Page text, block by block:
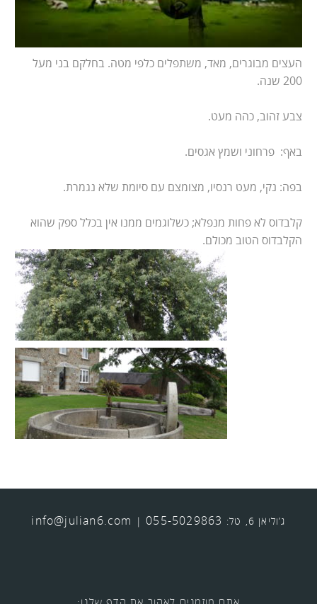
העצים מבוגרים, מאד, משתפלים כלפי מטה. בחלקם בני מעל
200 שנה.
צבע זהוב, כהה מעט.
באף: פרחוני ושמץ אגסים.
בפה: נקי, מעט רנסיו, מצומצם עם סיומת שלא נגמרת.
קלבדוס לא פחות מנפלא; כשלוגמים ממנו אין בכלל ספק שהוא
הקלבדוס הטוב מכולם.
ג’וליאן 6, טל: 055-5029863
|
info@julian6.com